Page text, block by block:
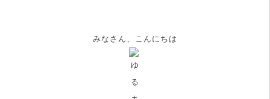
みなさん、こんにちは